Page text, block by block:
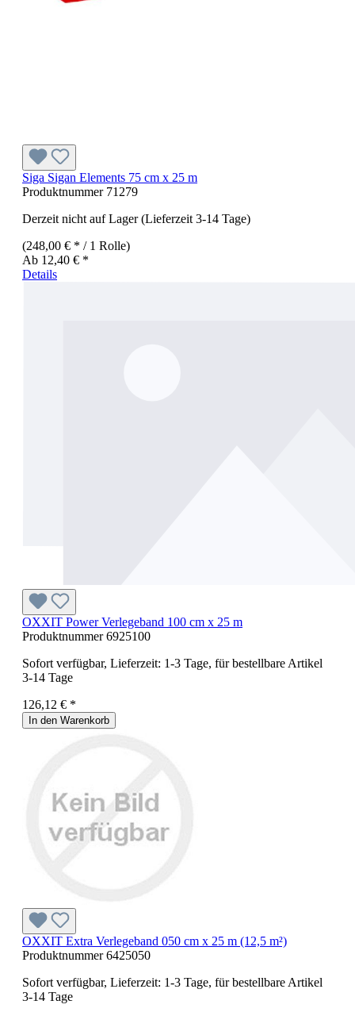
Siga Sigan Elements 75 cm x 25 m
Produktnummer 71279
Derzeit nicht auf Lager (Lieferzeit 3-14 Tage)
(248,00 € * / 1 Rolle)
Ab 12,40 € *
Details
OXXIT Power Verlegeband 100 cm x 25 m
Produktnummer6925100
Sofort verfügbar, Lieferzeit: 1-3 Tage, für bestellbare Artikel
3-14 Tage
126,12 € *
In den Warenkorb
OXXIT Extra Verlegeband 050 cm x 25 m (12,5 m²)
Produktnummer6425050
Sofort verfügbar, Lieferzeit: 1-3 Tage, für bestellbare Artikel
3-14 Tage